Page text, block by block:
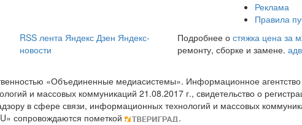
Реклама
Правила
RSS лента Яндекс Дзен Яндекс-
новости
Подробнее остяжка цена за
ремонту, сборке и замене.
«Объединенные медиасистемы». Информационное
и массовых коммуникаций 21.08.2017 г., свидетельство о
в сфере связи, информационных технологий и массовых
сопровождаются пометкой
.